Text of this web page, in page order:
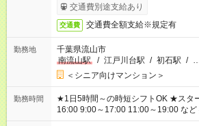
了次第のお支払いとなります。
交通費別途支給あり
交通費 交通費全額支給※規定有
勤務地
千葉県流山市
南流山駅
/ 江戸川台駅 / 初石駅 /
＜シニア向けマンション＞
勤務時間
★1日5時間～の時短シフトOK ★スタート時間選べます！ 7:00～
16:00 9:00～17:00 11:00～19:00 など 残業なし
場合、他のお仕事と合わせ週40時間